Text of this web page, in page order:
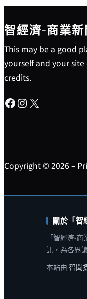
智經濟-商業
This may be a good
yourself and your
credits.
Facebook Instagram X
Copyright © 2026 –
關於「智
「智經濟-
訊，為各界
本站由 智聞